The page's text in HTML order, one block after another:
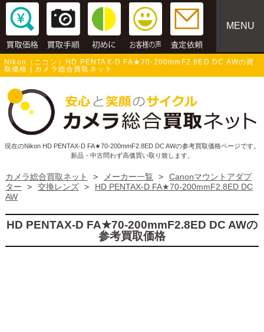
MENU
Nikon（ニコン）HD PENTAX-D FA★70-200mmF2.8ED DC AWの買
取価格 | カメラ総合買取ネット
現在のNikon HD PENTAX-D FA★70-200mmF2.8ED DC AWの参考買取価格ページです。
新品・中古問わず高価買い取り致します。
カメラ総合買取ネット > メーカー一覧 >
Canonマウントアダプ
ター
> 交換レンズ >
HD PENTAX-D FA★70-200mmF2.8ED DC
AW
HD PENTAX-D FA★70-200mmF2.8ED DC AWの
参考買取価格